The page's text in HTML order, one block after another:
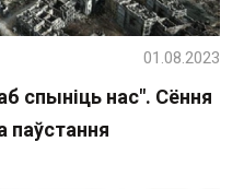
спыніць нас". Сёння
паўстання
01.08.2023